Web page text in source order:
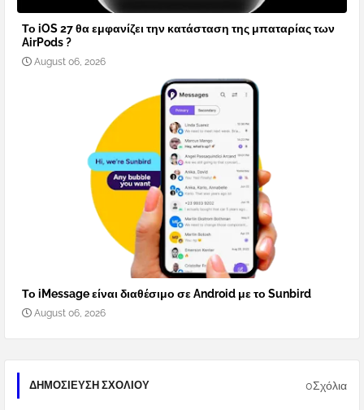
Το iOS 27 θα εμφανίζει την κατάσταση της μπαταρίας των
AirPods ?
August 06, 2026
Το iMessage είναι διαθέσιμο σε Android με το Sunbird
August 06, 2026
ΔΗΜΟΣΊΕΥΣΗ ΣΧΟΛΊΟΥ 0Σχόλια